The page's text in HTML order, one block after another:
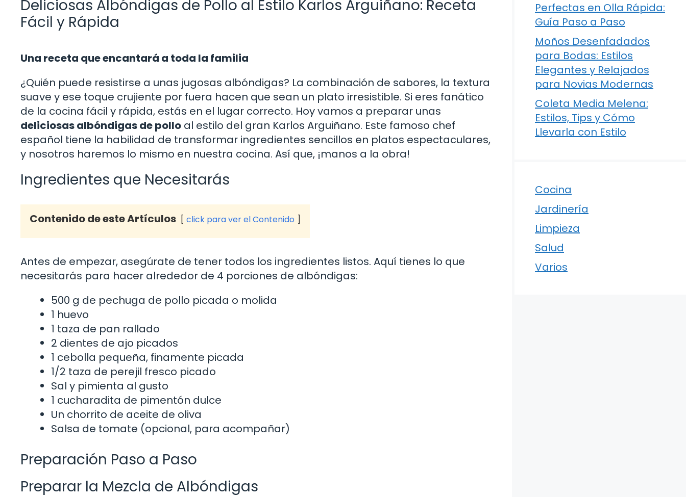
Deliciosas Albóndigas de Pollo al Estilo Karlos Arguiñano: Receta
Fácil y Rápida
Una receta que encantará a toda la familia
¿Quién puede resistirse a unas jugosas albóndigas? La combinación de sabores, la textura
suave y ese toque crujiente por fuera hacen que sean un plato irresistible. Si eres fanático
de la cocina fácil y rápida, estás en el lugar correcto. Hoy vamos a preparar unas
deliciosas albóndigas de pollo al estilo del gran Karlos Arguiñano. Este famoso chef
español tiene la habilidad de transformar ingredientes sencillos en platos espectaculares,
y nosotros haremos lo mismo en nuestra cocina. Así que, ¡manos a la obra!
Ingredientes que Necesitarás
Contenido de este Artículos click para ver el Contenido
Antes de empezar, asegúrate de tener todos los ingredientes listos. Aquí tienes lo que
necesitarás para hacer alrededor de 4 porciones de albóndigas:
500 g de pechuga de pollo picada o molida
1 huevo
1 taza de pan rallado
2 dientes de ajo picados
1 cebolla pequeña, finamente picada
1/2 taza de perejil fresco picado
Sal y pimienta al gusto
1 cucharadita de pimentón dulce
Un chorrito de aceite de oliva
Salsa de tomate (opcional, para acompañar)
Preparación Paso a Paso
Preparar la Mezcla de Albóndigas
Perfectas en Olla Rápida:
Guía Paso a Paso
Moños Desenfadados
para Bodas: Estilos
Elegantes y Relajados
para Novias Modernas
Coleta Media Melena:
Estilos, Tips y Cómo
Llevarla con Estilo
Cocina
Jardinería
Limpieza
Salud
Varios